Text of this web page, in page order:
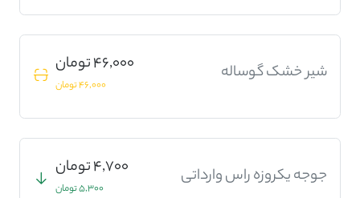
شیر خشک گوساله 46,000 تومان
46,000 تومان
جوجه یکروزه راس وارداتی 4,700 تومان
5,300 تومان